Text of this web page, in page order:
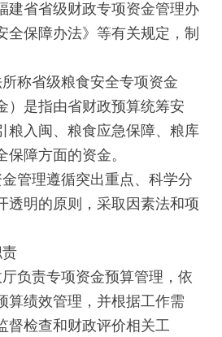
建省省级财政专项资金管理办
全保障办法》等有关规定，制
省级粮食安全专项资金
）是指由省财政预算统筹安
粮入闽、粮食应急保障、粮库
保障方面的资金。
理遵循突出重点、科学分
透明的原则，采取因素法和项
责专项资金预算管理，依
算绩效管理，并根据工作需
督检查和财政评价相关工